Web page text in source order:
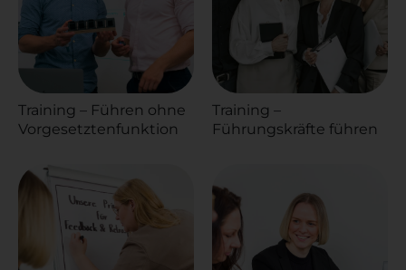
Training – Führen ohne
Vorgesetztenfunktion
Training –
Führungskräfte führen